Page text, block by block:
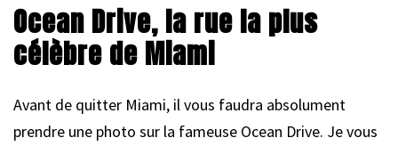
Ocean Drive, la rue la plus
célèbre de Miami
Avant de quitter Miami, il vous faudra absolument
prendre une photo sur la fameuse Ocean Drive. Je vous